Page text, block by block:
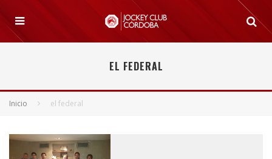
EL FEDERAL
Inicio el federal